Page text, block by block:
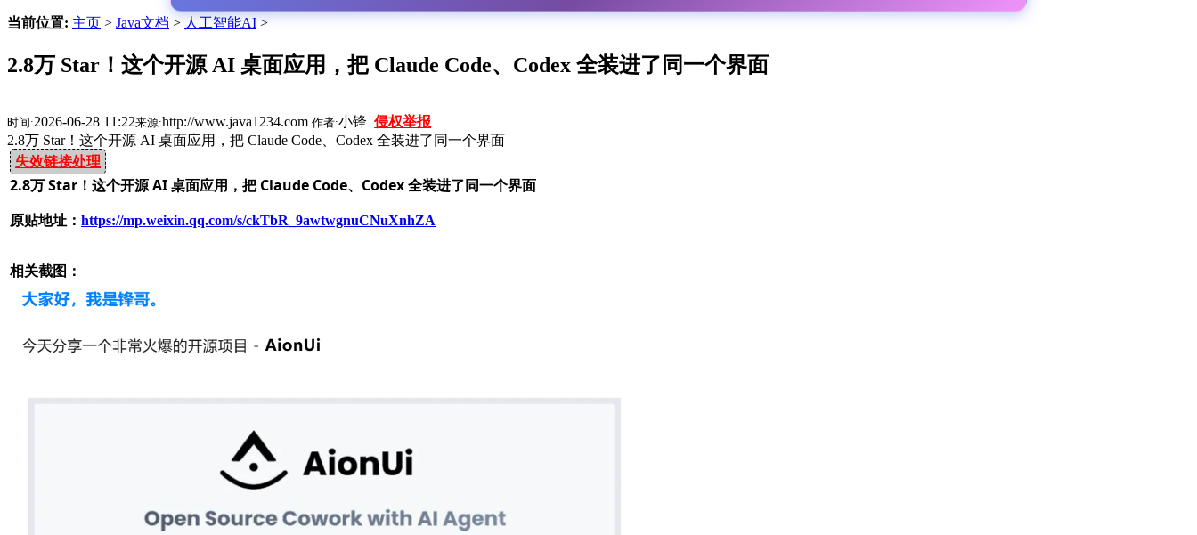
当前位置: 主页 > Java文档 > 人工智能AI >
2.8万 Star！这个开源 AI 桌面应用，把 Claude Code、Codex 全装进了同一个界面
时间:2026-06-28 11:22来源:http://www.java1234.com 作者:小锋 侵权举报
2.8万 Star！这个开源 AI 桌面应用，把 Claude Code、Codex 全装进了同一个界面
失效链接处理
2.8万 Star！这个开源 AI 桌面应用，把 Claude Code、Codex 全装进了同一个界面
原贴地址： https://mp.weixin.qq.com/s/ckTbR_9awtwgnuCNuXnhZA
相关截图：